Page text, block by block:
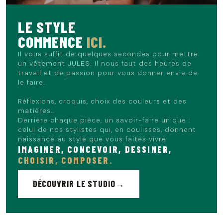
mise sur des basiques de qualité.
Le mannequin mesure 1m86 et porte du L.
LE STYLE
COMMENCE ICI.
Il vous suffit de quelques secondes pour mettre
un vêtement JULES. Il nous faut des heures de
travail et de passion pour vous donner envie de
le faire.
Réflexions, croquis, choix des couleurs et des
matières…
Derrière chaque pièce, un savoir-faire unique :
celui de nos stylistes qui, en coulisses, donnent
naissance au style que vous faites vivre.
IMAGINER, CONCEVOIR, DESSINER,
CHOISIR, COMPOSER.
DÉCOUVRIR LE STUDIO